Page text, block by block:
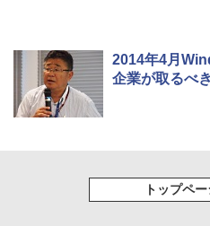
2014年4月
企業が取るべ
トップペ